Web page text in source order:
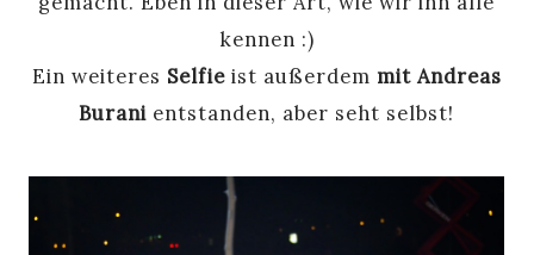
kennen :)
Ein weiteres Selfieist außerdem mit Andreas
Burani entstanden, aber seht selbst!